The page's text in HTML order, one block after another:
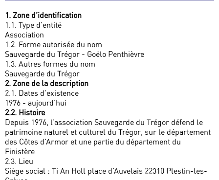
1. Zone d’identification
1.1. Type d’entité
Association
1.2. Forme autorisée du nom
Sauvegarde du Trégor - Goëlo Penthièvre
1.3. Autres formes du nom
Sauvegarde du Trégor
2. Zone de la description
2.1. Dates d’existence
1976 - aujourd’hui
2.2. Histoire
Depuis 1976, l’association Sauvegarde du Trégor défend le
patrimoine naturel et culturel du Trégor, sur le département
des Côtes d’Armor et une partie du département du
Finistère.
2.3. Lieu
Siège social : Ti An Holl place d’Auvelais 22310 Plestin-les-